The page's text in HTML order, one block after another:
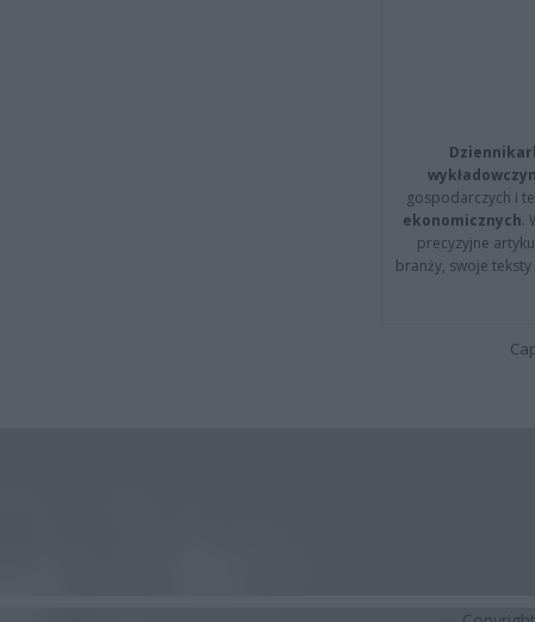
gospodarczych i
ekonomicznych.
precyzyjne
branży, swoje